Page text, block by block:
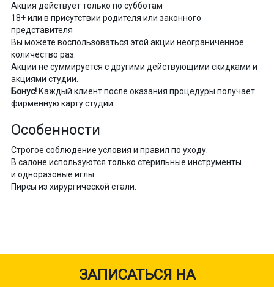
Акция действует только по субботам
18+ или в присутствии родителя или законного
представителя
Вы можете воспользоваться этой акции неограниченное
количество раз.
Акции не суммируется с другими действующими скидками и
акциями студии.
Бонус! Каждый клиент после оказания процедуры получает
фирменную карту студии.
Особенности
Строгое соблюдение условия и правил по уходу.
В салоне используются только стерильные инструменты
и одноразовые иглы.
Пирсы из хирургической стали.
ЗАПИСАТЬСЯ НА